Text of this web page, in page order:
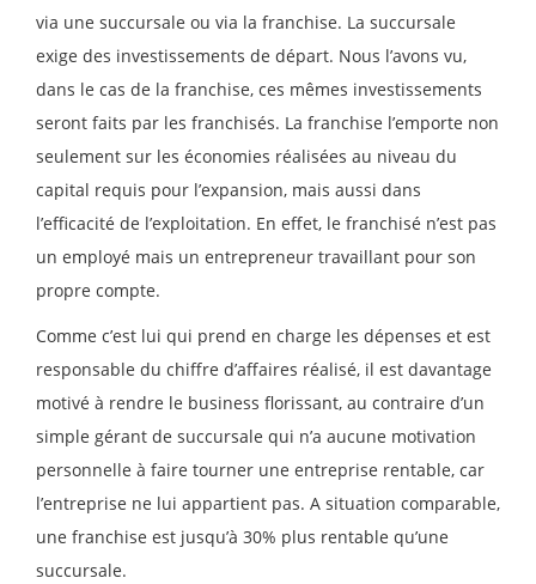
via une succursale ou via la franchise. La succursale
exige des investissements de départ. Nous l’avons vu,
dans le cas de la franchise, ces mêmes investissements
seront faits par les franchisés. La franchise l’emporte non
seulement sur les économies réalisées au niveau du
capital requis pour l’expansion, mais aussi dans
l’efficacité de l’exploitation. En effet, le franchisé n’est pas
un employé mais un entrepreneur travaillant pour son
propre compte.
Comme c’est lui qui prend en charge les dépenses et est
responsable du chiffre d’affaires réalisé, il est davantage
motivé à rendre le business florissant, au contraire d’un
simple gérant de succursale qui n’a aucune motivation
personnelle à faire tourner une entreprise rentable, car
l’entreprise ne lui appartient pas. A situation comparable,
une franchise est jusqu’à 30% plus rentable qu’une
succursale.